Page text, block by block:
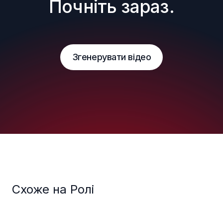
Почніть зараз.
Згенерувати відео
Схоже на Ролі